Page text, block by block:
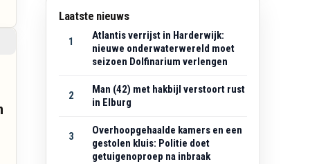
Laatste nieuws
1
Atlantis verrijst in Harderwijk:
nieuwe onderwaterwereld moet
seizoen Dolfinarium verlengen
2
Man (42) met hakbijl verstoort rust
in Elburg
3
Overhoopgehaalde kamers en een
gestolen kluis: Politie doet
getuigenoproep na inbraak